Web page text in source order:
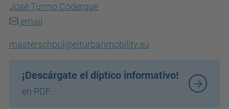
José Turmo Coderque
email
masterschool@eiturbanmobility.eu
¡Descárgate el díptico informativo!
en PDF